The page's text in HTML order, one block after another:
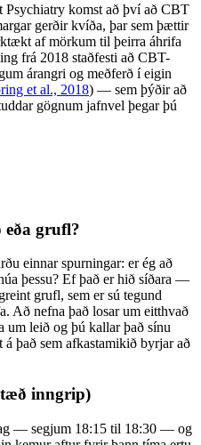
komst að því að CBT
gerðir kvíða, þar sem þættir
af mörkum til þeirra áhrifa
frá 2018 staðfesti að CBT-
árangri og meðferð í eigin
et al., 2018) — sem þýðir að
gögnum jafnvel þegar þú
eða grufl?
einnar spurningar: er ég að
þessu? Ef það er hið síðara —
grufl, sem er sú tegund
Að nefna það losar um eitthvað
um leið og þú kallar það sínu
það sem afkastamikið byrjar að
inngrip)
— segjum 18:15 til 18:30 — og